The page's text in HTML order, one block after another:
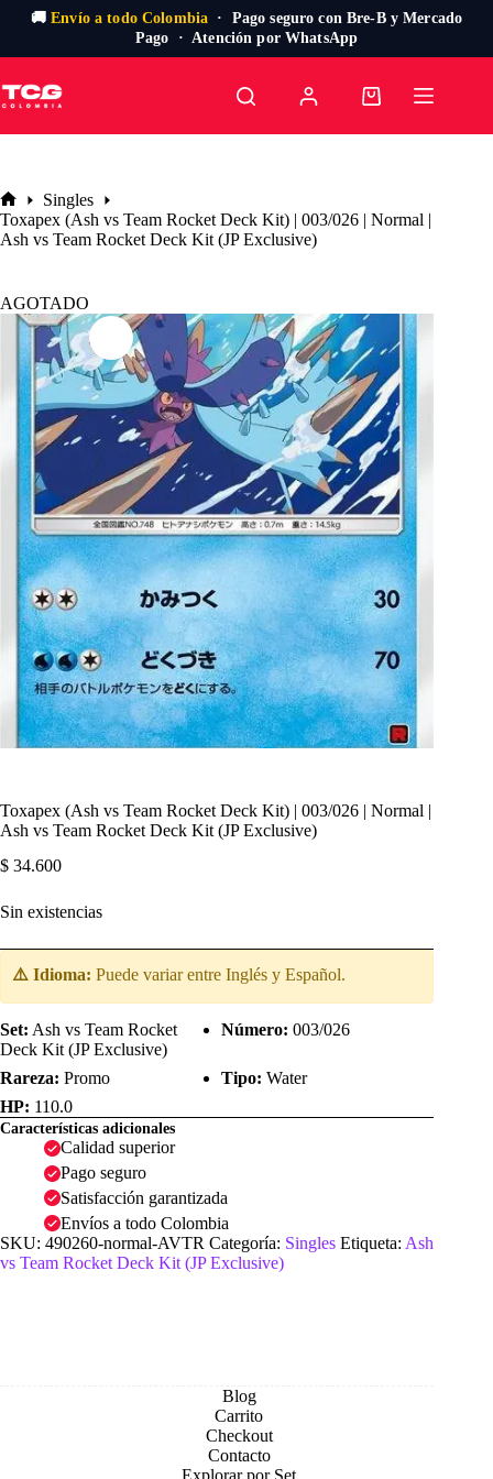
🚚Envío a todo Colombia · Pago seguro con Bre-B y Mercado
Pago · Atención por WhatsApp
al
contenido
Carro
Inicio
Singles
Toxapex (Ash vs Team Rocket Deck Kit) | 003/026 | Normal |
Ash vs Team Rocket Deck Kit (JP Exclusive)
AGOTADO
Toxapex (Ash vs Team Rocket Deck Kit) | 003/026 | Normal |
Ash vs Team Rocket Deck Kit (JP Exclusive)
$ 34.600
Sin existencias
⚠️ Idioma: Puede variar entre Inglés y Español.
Set: Ash vs Team Rocket
Deck Kit (JP Exclusive)
Número: 003/026
Rareza: Promo Tipo: Water
HP: 110.0
Características adicionales
Calidad superior
Pago seguro
Satisfacción garantizada
Envíos a todo Colombia
SKU: 490260-normal-AVTR Categoría: Singles Etiqueta: Ash
vs Team Rocket Deck Kit (JP Exclusive)
Blog
Carrito
Checkout
Contacto
Explorar por Set